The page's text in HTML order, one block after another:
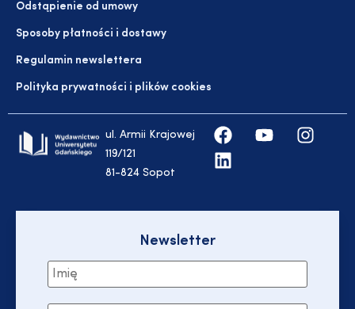
Odstąpienie od umowy
Sposoby płatności i dostawy
Regulamin newslettera
Polityka prywatności i plików cookies
ul. Armii Krajowej
119/121
81-824 Sopot
Newsletter